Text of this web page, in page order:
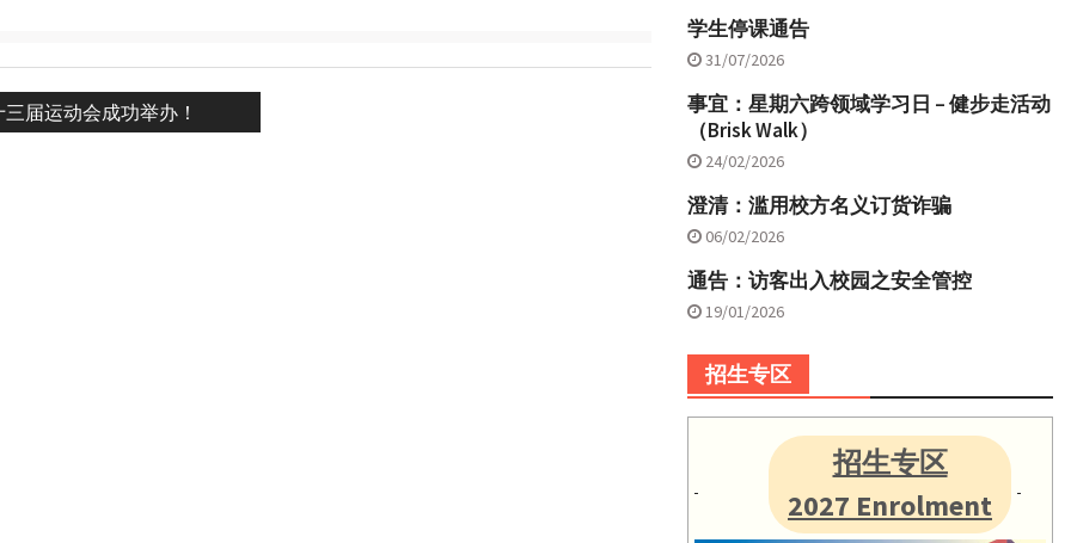
届运动会成功举办！
学生停课通告
31/07/2026
事宜：星期六跨领域学习日 – 健步走活动
（Brisk Walk）
24/02/2026
澄清：滥用校方名义订货诈骗
06/02/2026
通告：访客出入校园之安全管控
19/01/2026
招生专区
招生专区
2027 Enrolment